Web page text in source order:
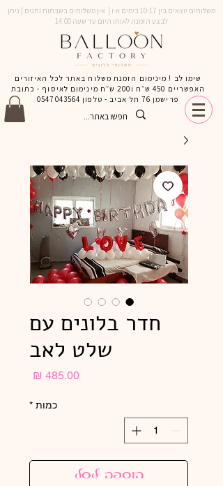
משלוחים יוצאים בין 10-17 בימים א-ו | אין משלוחים בשבתות וחגים | ניתן
לבצע הזמנה לאותו היום עד שעה 14:00
שימו לב ! מינימום הזמנת משלוח באתר לכל האיזורים
האפשריים 450 ש״ח ו200 ש״ח מינימום לאיסוף - כתובת
פרישמן 76 תל אביב - טלפון
0547043564
חדר בלונים עם
שלט לאב
כמות *
הוספה לסל